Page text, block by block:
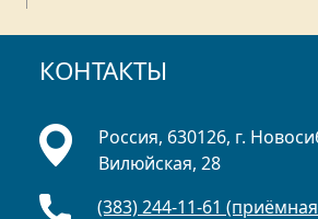
КОНТАКТЫ
Россия, 630126, г.
Вилюйская, 28
(383) 244-11-61